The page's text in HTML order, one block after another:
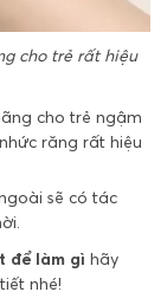
cho trẻ rất hiệu
cho trẻ ngậm
răng rất hiệu
sẽ có tác
để làm gì hãy
nhé!